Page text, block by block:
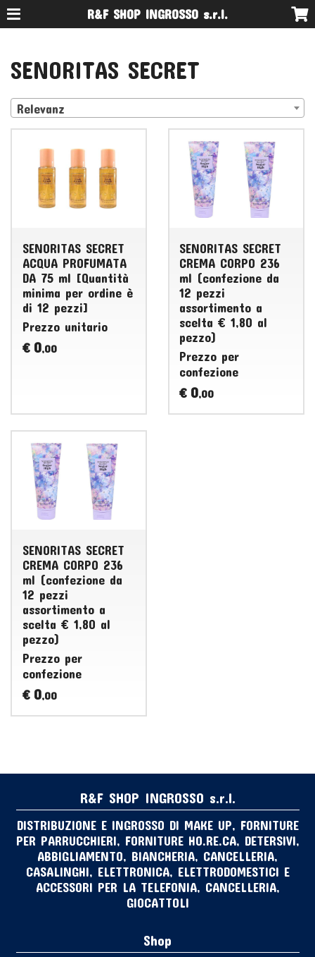
R&F SHOP INGROSSO s.r.l.
SENORITAS SECRET
Relevanz
SENORITAS SECRET
ACQUA PROFUMATA
DA 75 ml [Quantità
minima per ordine è
di 12 pezzi]
Prezzo unitario
€ 0,00
SENORITAS SECRET
CREMA CORPO 236
ml (confezione da
12 pezzi
assortimento a
scelta € 1,80 al
pezzo)
Prezzo per
confezione
€ 0,00
SENORITAS SECRET
CREMA CORPO 236
ml (confezione da
12 pezzi
assortimento a
scelta € 1,80 al
pezzo)
Prezzo per
confezione
€ 0,00
R&F SHOP INGROSSO s.r.l.
DISTRIBUZIONE E INGROSSO DI MAKE UP, FORNITURE
PER PARRUCCHIERI, FORNITURE HO.RE.CA, DETERSIVI,
ABBIGLIAMENTO, BIANCHERIA, CANCELLERIA,
CASALINGHI, ELETTRONICA, ELETTRODOMESTICI E
ACCESSORI PER LA TELEFONIA, CANCELLERIA,
GIOCATTOLI
Shop